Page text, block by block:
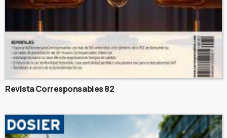
Revista Corresponsables 82